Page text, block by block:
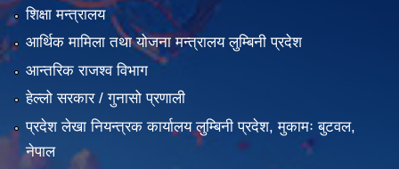
शिक्षा मन्त्रालय
आर्थिक मामिला तथा योजना मन्त्रालय लुम्बिनी प्रदेश
आन्तरिक राजश्व विभाग
हेल्लो सरकार / गुनासो प्रणाली
प्रदेश लेखा नियन्त्रक कार्यालय लुम्बिनी प्रदेश, मुकामः बुटवल,
नेपाल